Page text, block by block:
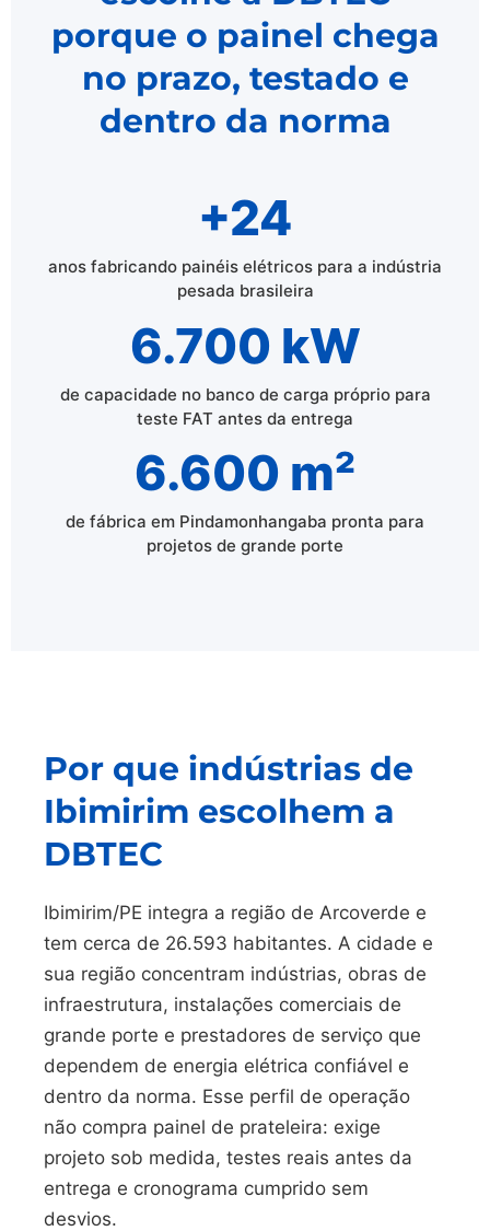
porque o painel chega
no prazo, testado e
dentro da norma
+24
anos fabricando painéis elétricos para a indústria
pesada brasileira
6.700 kW
de capacidade no banco de carga próprio para
teste FAT antes da entrega
6.600 m²
de fábrica em Pindamonhangaba pronta para
projetos de grande porte
Por que indústrias de
Ibimirim escolhem a
DBTEC
Ibimirim/PE integra a região de Arcoverde e
tem cerca de 26.593 habitantes. A cidade e
sua região concentram indústrias, obras de
infraestrutura, instalações comerciais de
grande porte e prestadores de serviço que
dependem de energia elétrica confiável e
dentro da norma. Esse perfil de operação
não compra painel de prateleira: exige
projeto sob medida, testes reais antes da
entrega e cronograma cumprido sem
desvios.